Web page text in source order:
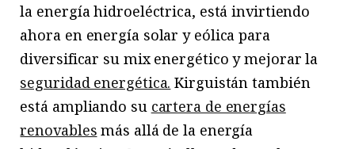
la energía hidroeléctrica, está invirtiendo
ahora en energía solar y eólica para
diversificar su mix energético y mejorar la
seguridad energética. Kirguistán también
está ampliando su cartera de energías
renovables más allá de la energía